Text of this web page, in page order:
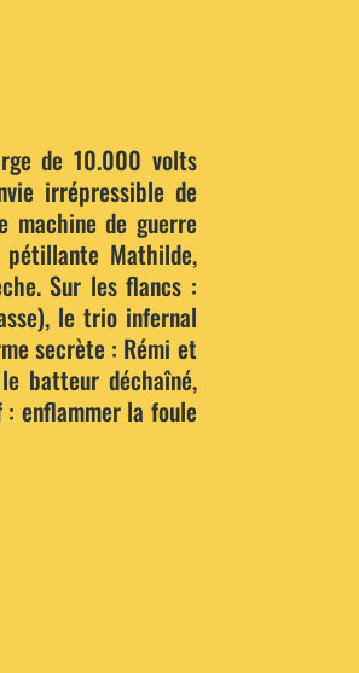
de 10.000 volts
irrépressible de
de guerre
Mathilde,
Sur les flancs :
le trio infernal
secrète : Rémi et
batteur déchaîné,
: enflammer la foule